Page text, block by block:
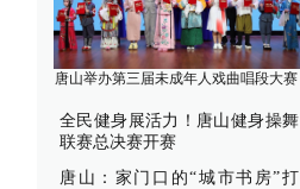
唐山举办第三届未成年人戏曲唱段大赛
全民健身展活力！唐山健身操舞
联赛总决赛开赛
唐山：家门口的“城市书房”打